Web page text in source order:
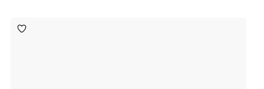
Toevoegen
aan